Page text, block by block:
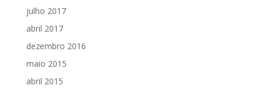
julho 2017
abril 2017
dezembro 2016
maio 2015
abril 2015